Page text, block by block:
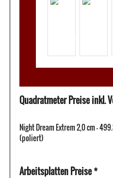
Quadratmeter Preise inkl.
Night Dream Extrem 2,0 cm -
(poliert)
Arbeitsplatten Preise *